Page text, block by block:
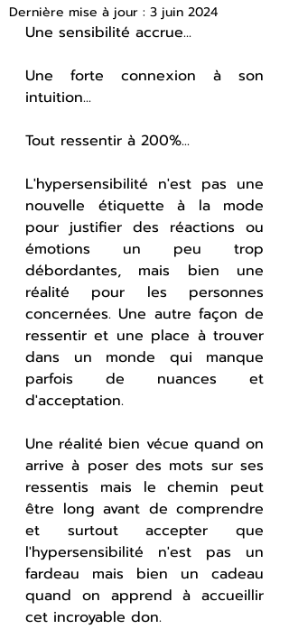
Dernière mise à jour : 3 juin 2024
Une sensibilité accrue...
Une forte connexion à son
intuition...
Tout ressentir à 200%...
L'hypersensibilité n'est pas une
nouvelle étiquette à la mode
pour justifier des réactions ou
émotions un peu trop
débordantes, mais bien une
réalité pour les personnes
concernées. Une autre façon de
ressentir et une place à trouver
dans un monde qui manque
parfois de nuances et
d'acceptation.
Une réalité bien vécue quand on
arrive à poser des mots sur ses
ressentis mais le chemin peut
être long avant de comprendre
et surtout accepter que
l'hypersensibilité n'est pas un
fardeau mais bien un cadeau
quand on apprend à accueillir
cet incroyable don.